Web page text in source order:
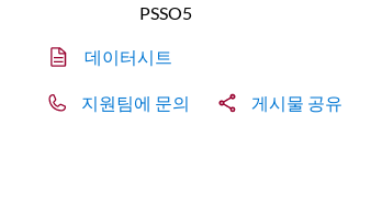
PSSO5
데이터시트
지원팀에 문의 게시물 공유